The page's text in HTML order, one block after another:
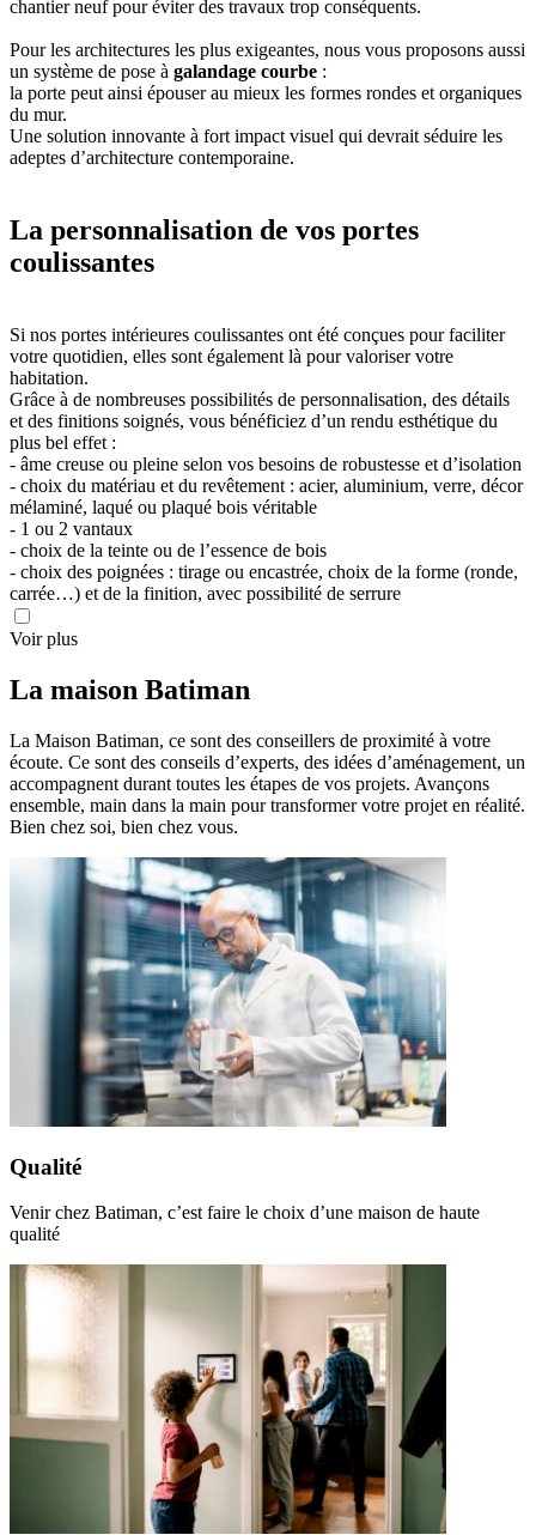
chantier neuf pour éviter des travaux trop conséquents.
Pour les architectures les plus exigeantes, nous vous proposons aussi
un système de pose à galandage courbe :
la porte peut ainsi épouser au mieux les formes rondes et organiques
du mur.
Une solution innovante à fort impact visuel qui devrait séduire les
adeptes d’architecture contemporaine.
La personnalisation de vos portes
coulissantes
Si nos portes intérieures coulissantes ont été conçues pour faciliter
votre quotidien, elles sont également là pour valoriser votre
habitation.
Grâce à de nombreuses possibilités de personnalisation, des détails
et des finitions soignés, vous bénéficiez d’un rendu esthétique du
plus bel effet :
- âme creuse ou pleine selon vos besoins de robustesse et d’isolation
- choix du matériau et du revêtement : acier, aluminium, verre, décor
mélaminé, laqué ou plaqué bois véritable
- 1 ou 2 vantaux
- choix de la teinte ou de l’essence de bois
- choix des poignées : tirage ou encastrée, choix de la forme (ronde,
carrée…) et de la finition, avec possibilité de serrure
Voir plus
La maison Batiman
La Maison Batiman, ce sont des conseillers de proximité à votre
écoute. Ce sont des conseils d’experts, des idées d’aménagement, un
accompagnent durant toutes les étapes de vos projets. Avançons
ensemble, main dans la main pour transformer votre projet en réalité.
Bien chez soi, bien chez vous.
Qualité
Venir chez Batiman, c’est faire le choix d’une maison de haute
qualité